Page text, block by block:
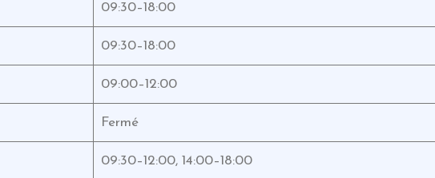
09:30–18:00
09:30–18:00
09:00–12:00
Fermé
09:30–12:00, 14:00–18:00